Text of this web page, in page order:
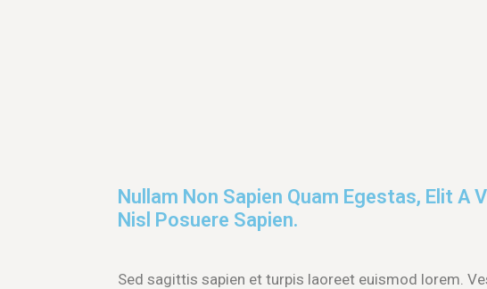
Nullam Non Sapien Quam Egestas, Elit A
Nisl Posuere Sapien.
Sed sagittis sapien et turpis laoreet euismod lorem.